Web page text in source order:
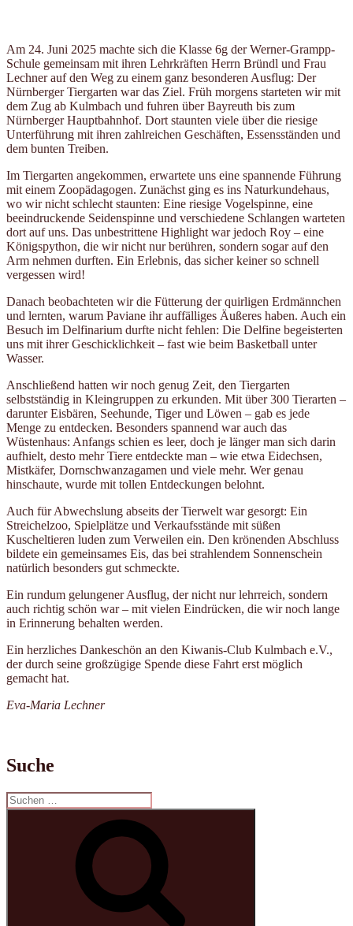
Am 24. Juni 2025 machte sich die Klasse 6g der Werner-Grampp-
Schule gemeinsam mit ihren Lehrkräften Herrn Bründl und Frau
Lechner auf den Weg zu einem ganz besonderen Ausflug: Der
Nürnberger Tiergarten war das Ziel. Früh morgens starteten wir mit
dem Zug ab Kulmbach und fuhren über Bayreuth bis zum
Nürnberger Hauptbahnhof. Dort staunten viele über die riesige
Unterführung mit ihren zahlreichen Geschäften, Essensständen und
dem bunten Treiben.
Im Tiergarten angekommen, erwartete uns eine spannende Führung
mit einem Zoopädagogen. Zunächst ging es ins Naturkundehaus,
wo wir nicht schlecht staunten: Eine riesige Vogelspinne, eine
beeindruckende Seidenspinne und verschiedene Schlangen warteten
dort auf uns. Das unbestrittene Highlight war jedoch Roy – eine
Königspython, die wir nicht nur berühren, sondern sogar auf den
Arm nehmen durften. Ein Erlebnis, das sicher keiner so schnell
vergessen wird!
Danach beobachteten wir die Fütterung der quirligen Erdmännchen
und lernten, warum Paviane ihr auffälliges Äußeres haben. Auch ein
Besuch im Delfinarium durfte nicht fehlen: Die Delfine begeisterten
uns mit ihrer Geschicklichkeit – fast wie beim Basketball unter
Wasser.
Anschließend hatten wir noch genug Zeit, den Tiergarten
selbstständig in Kleingruppen zu erkunden. Mit über 300 Tierarten –
darunter Eisbären, Seehunde, Tiger und Löwen – gab es jede
Menge zu entdecken. Besonders spannend war auch das
Wüstenhaus: Anfangs schien es leer, doch je länger man sich darin
aufhielt, desto mehr Tiere entdeckte man – wie etwa Eidechsen,
Mistkäfer, Dornschwanzagamen und viele mehr. Wer genau
hinschaute, wurde mit tollen Entdeckungen belohnt.
Auch für Abwechslung abseits der Tierwelt war gesorgt: Ein
Streichelzoo, Spielplätze und Verkaufsstände mit süßen
Kuscheltieren luden zum Verweilen ein. Den krönenden Abschluss
bildete ein gemeinsames Eis, das bei strahlendem Sonnenschein
natürlich besonders gut schmeckte.
Ein rundum gelungener Ausflug, der nicht nur lehrreich, sondern
auch richtig schön war – mit vielen Eindrücken, die wir noch lange
in Erinnerung behalten werden.
Ein herzliches Dankeschön an den Kiwanis-Club Kulmbach e.V.,
der durch seine großzügige Spende diese Fahrt erst möglich
gemacht hat.
Eva-Maria Lechner
Suche
Suchen
nach: